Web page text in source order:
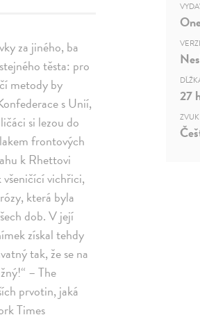
za jiného, ba
těsta: pro
metody by
s Unií,
si lezou do
frontových
k Rhettovi
všeničící vichřici,
která byla
dob. V její
získal tehdy
tak, že se na
– The
prvotin, jaká
Times
27
ZVUK